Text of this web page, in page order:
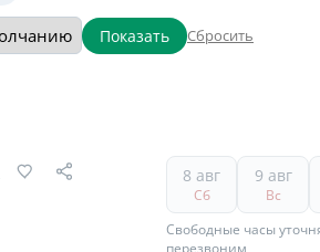
Показать Сбросить
8 авг
Сб
9 авг
Вс
Свободные часы
перезвоним